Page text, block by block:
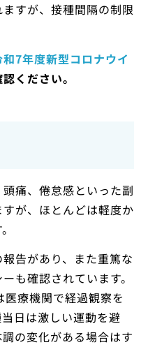
すが、接種間隔の制限
和7年度新型コロナウイ
ください。
痛、倦怠感といった副
が、ほとんどは軽度か
告があり、また重篤な
も確認されています。
療機関で経過観察を
日は激しい運動を避
の変化がある場合はす